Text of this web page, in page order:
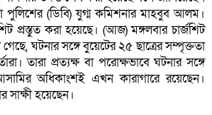
পুলিশের (ডিবি) যুগ্ম কমিশনার মাহবুব আলম।
প্রস্তুত করা হয়েছে। (আজ) মঙ্গলবার চার্জশিট
ঘটনার সঙ্গে বুয়েটের ২৫ ছাত্রের সম্পৃক্ততা
তারা প্রত্যক্ষ বা পরোক্ষভাবে ঘটনার সঙ্গে
অধিকাংশই এখন কারাগারে রয়েছেন।
হয়েছেন।